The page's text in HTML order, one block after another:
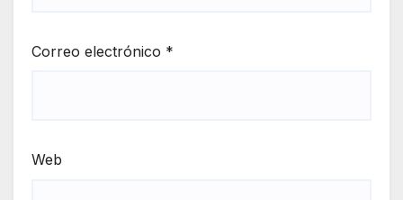
Correo electrónico *
Web